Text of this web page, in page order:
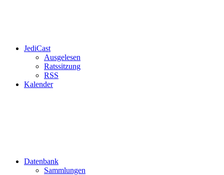
JediCast
Ausgelesen
Ratssitzung
RSS
Kalender
Datenbank
Sammlungen